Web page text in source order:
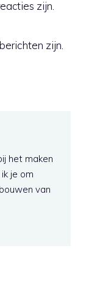
zijn.
zijn.
het maken
je om
van